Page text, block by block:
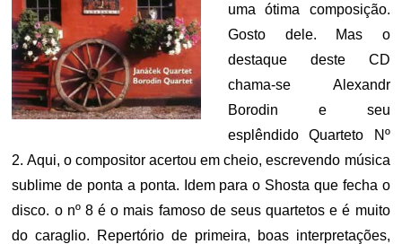
uma ótima composição.
Gosto dele. Mas o
destaque deste CD
chama-se Alexandr
Borodin e seu
esplêndido Quarteto Nº
2. Aqui, o compositor acertou em cheio, escrevendo música
sublime de ponta a ponta. Idem para o Shosta que fecha o
disco. o nº 8 é o mais famoso de seus quartetos e é muito
do caraglio. Repertório de primeira, boas interpretações,